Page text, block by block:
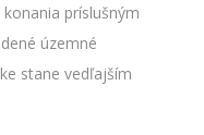
príslušným
územné
stane vedľajším